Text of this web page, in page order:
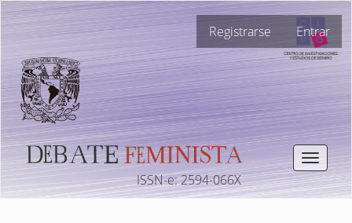
Navegación
principal
Contenido
principal
Barra
lateral
Registrarse Entrar
Toggle
ISSN-e: 2594-066X